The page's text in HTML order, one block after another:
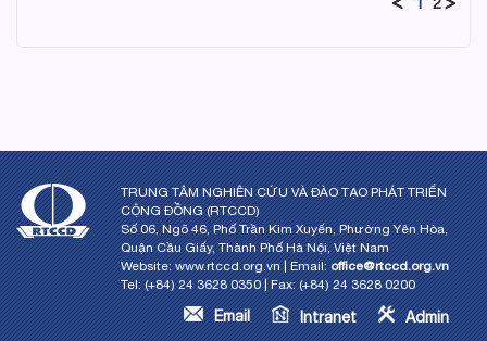
TRUNG TÂM NGHIÊN CỨU VÀ ĐÀO TẠO PHÁT TRIỂN
CỘNG ĐỒNG (RTCCD)
Số 06, Ngõ 46, Phố Trần Kim Xuyến, Phường Yên Hòa,
Quận Cầu Giấy, Thành Phố Hà Nội, Việt Nam
Website: www.rtccd.org.vn | Email:office@rtccd.org.vn
Tel: (+84) 24 3628 0350 | Fax: (+84) 24 3628 0200
Admin
Intranet
Email